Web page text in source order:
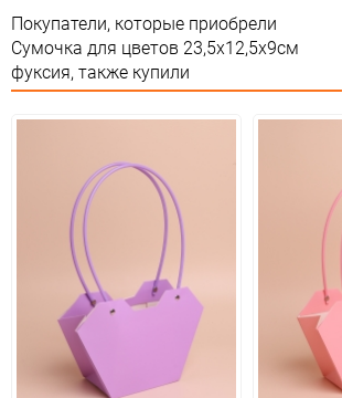
Предназначение товара
Особые условия
Минимальное количество 10
Количество в коробке
Единица измерения
Размер L
Покупатели, которые приобрели
Сумочка для цветов 23,5х12,5х9см
фуксия, также купили